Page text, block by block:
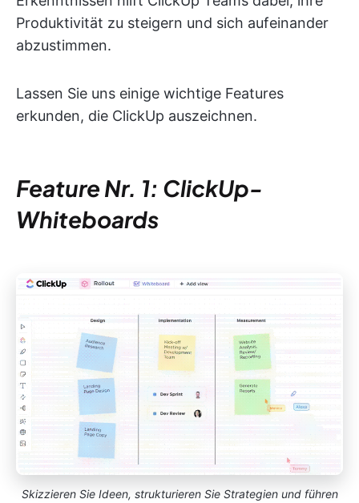
Produktivität zu steigern und sich aufeinander
abzustimmen.
Lassen Sie uns einige wichtige Features
erkunden, die ClickUp auszeichnen.
Feature Nr. 1: ClickUp-
Whiteboards
Skizzieren Sie Ideen, strukturieren Sie Strategien und führen